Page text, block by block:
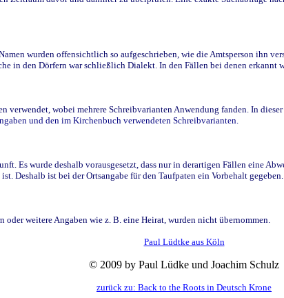
wurden offensichtlich so aufgeschrieben, wie die Amtsperson ihn
in den Dörfern war schließlich Dialekt. In den Fällen bei denen
wobei mehrere Schreibvarianten Anwendung fanden. In
und den im Kirchenbuch verwendeten Schreibvarianten.
Es wurde deshalb vorausgesetzt, dass nur in derartigen Fällen eine
Deshalb ist bei der Ortsangabe für den Taufpaten ein Vorbehalt
weitere Angaben wie z. B. eine Heirat, wurden nicht übernommen.
Paul Lüdtke aus Köln
© 2009 by Paul Lüdke und Joachim Schulz
zurück zu: Back to the Roots in Deutsch Krone